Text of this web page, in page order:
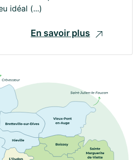
idéal (...)
En savoir plus